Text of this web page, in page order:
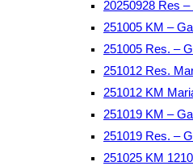
20250928 Res
251005 KM –
251005 Res. –
251012 Res.
251012 KM
251019 KM –
251019 Res. –
251025 KM